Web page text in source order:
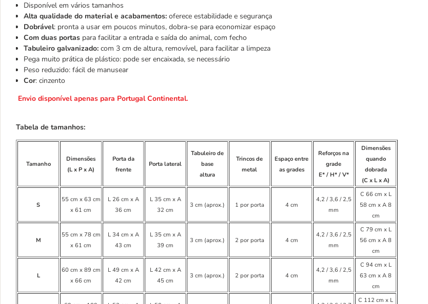
Disponível em vários tamanhos
Alta qualidade do material e acabamentos: oferece estabilidade e segurança
Dobrável: pronta a usar em poucos minutos, dobra-se para economizar espaço
Com duas portas para facilitar a entrada e saída do animal, com fecho
Tabuleiro galvanizado: com 3 cm de altura, removível, para facilitar a limpeza
Pega muito prática de plástico: pode ser encaixada, se necessário
Peso reduzido: fácil de manusear
Cor: cinzento
Envio disponível apenas para Portugal Continental.
Tabela de tamanhos:
Tamanho
Dimensões
(L x P x A)
Porta da
frente
Porta lateral
Tabuleiro de
base
altura
Trincos de
metal
Espaço entre
as grades
Reforços na
grade
E* / H* / V*
Dimensões
quando
dobrada
(C x L x A)
S
55 cm x 63 cm
x 61 cm
L 26 cm x A
36 cm
L 35 cm x A
32 cm
3 cm (aprox.) 1 por porta 4 cm
4,2 / 3,6 / 2,5
mm
C 66 cm x L
58 cm x A 8
cm
M
55 cm x 78 cm
x 61 cm
L 34 cm x A
43 cm
L 35 cm x A
39 cm
3 cm (aprox.) 2 por porta 4 cm
4,2 / 3,6 / 2,5
mm
C 79 cm x L
56 cm x A 8
cm
L
60 cm x 89 cm
x 66 cm
L 49 cm x A
42 cm
L 42 cm x A
45 cm
3 cm (aprox.) 2 por porta 4 cm
4,2 / 3,6 / 2,5
mm
C 94 cm x L
63 cm x A 8
cm
C 112 cm x L